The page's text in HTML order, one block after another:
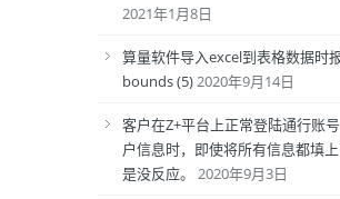
2021年1月8日
算量软件导入excel到表格数据时
bounds (5)2020年9月14日
客户在Z+平台上正常登陆通行账
户信息时，即使将所有信息都填
是没反应。
2020年9月3日